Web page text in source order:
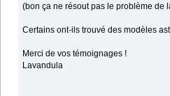
(bon ça ne résout pas le problème de
Certains ont-ils trouvé des modèles
Merci de vos témoignages !
Lavandula